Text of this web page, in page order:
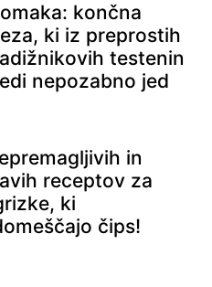
končna
ki iz preprostih
testenin
nepozabno jed
in
receptov za
ki
čips!